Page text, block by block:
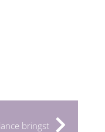
bringst